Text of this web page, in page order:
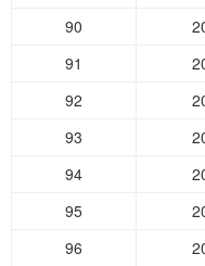
90
91
92
93
94
95
96